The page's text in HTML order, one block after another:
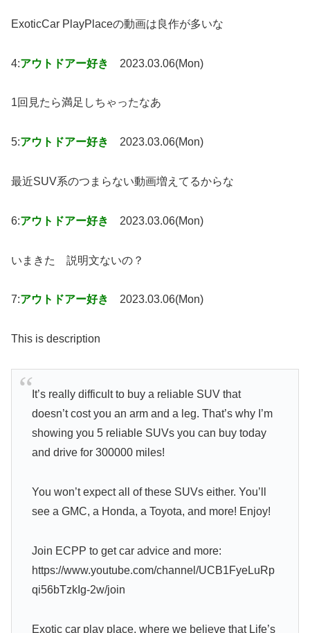
ExoticCar PlayPlaceの動画は良作が多いな
4:アウトドアー好き 2023.03.06(Mon)
1回見たら満足しちゃったなあ
5:アウトドアー好き 2023.03.06(Mon)
最近SUV系のつまらない動画増えてるからな
6:アウトドアー好き 2023.03.06(Mon)
いまきた 説明文ないの？
7:アウトドアー好き 2023.03.06(Mon)
This is description
It’s really difficult to buy a reliable SUV that
doesn’t cost you an arm and a leg. That’s why I’m
showing you 5 reliable SUVs you can buy today
and drive for 300000 miles!
You won’t expect all of these SUVs either. You’ll
see a GMC, a Honda, a Toyota, and more! Enjoy!
Join ECPP to get car advice and more:
https://www.youtube.com/channel/UCB1FyeLuRp
qi56bTzkIg-2w/join
Exotic car play place, where we believe that Life’s